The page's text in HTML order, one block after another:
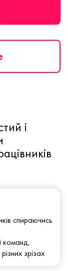
спираючись
команд,
зрізах
і